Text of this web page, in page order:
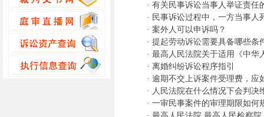
· 有关民事诉讼当事人举证责任
· 民事诉讼过程中，一方当事人
· 案外人可以申诉吗？
· 提起劳动诉讼需要具备哪些条
· 最高人民法院关于适用《中华
· 离婚纠纷诉讼程序指引
· 逾期不交上诉案件受理费，应
· 人民法院在什么情况下会判决
· 一审民事案件的审理期限如何